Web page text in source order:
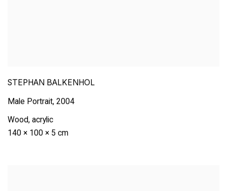
STEPHAN BALKENHOL
Male Portrait, 2004
Wood, acrylic
140 × 100 × 5 cm